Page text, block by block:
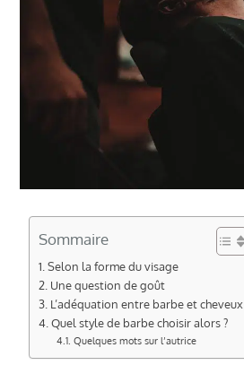
Sommaire
Selon la forme du visage
Une question de goût
L’adéquation entre barbe et cheveux
Quel style de barbe choisir alors ?
Quelques mots sur l’autrice